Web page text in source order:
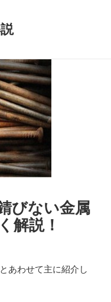
びない金属
解説！
あわせて主に紹介し